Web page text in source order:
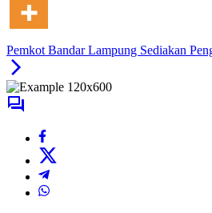
Pemkot Bandar Lampung Sediakan